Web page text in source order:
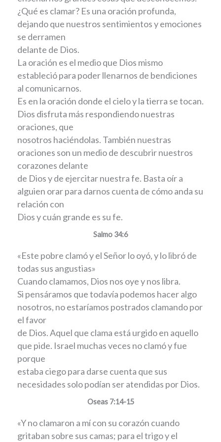
¿Qué es clamar? Es una oración profunda,
dejando que nuestros sentimientos y emociones
se derramen
delante de Dios.
La oración es el medio que Dios mismo
estableció para poder llenarnos de bendiciones
al comunicarnos.
Es en la oración donde el cielo y la tierra se tocan.
Dios disfruta más respondiendo nuestras
oraciones, que
nosotros haciéndolas. También nuestras
oraciones son un medio de descubrir nuestros
corazones delante
de Dios y de ejercitar nuestra fe. Basta oír a
alguien orar para darnos cuenta de cómo anda su
relación con
Dios y cuán grande es su fe.
Salmo 34:6
«Este pobre clamó y el Señor lo oyó, y lo libró de
todas sus angustias»
Cuando clamamos, Dios nos oye y nos libra.
Si pensáramos que todavía podemos hacer algo
nosotros, no estaríamos postrados clamando por
el favor
de Dios. Aquel que clama está urgido en aquello
que pide. Israel muchas veces no clamó y fue
porque
estaba ciego para darse cuenta que sus
necesidades solo podían ser atendidas por Dios.
Oseas 7:14-15
«Y no clamaron a mí con su corazón cuando
gritaban sobre sus camas; para el trigo y el